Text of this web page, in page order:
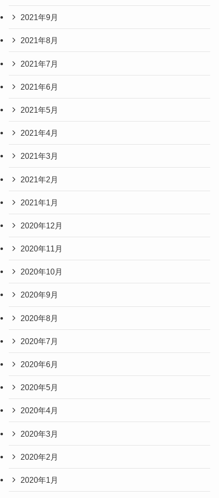
2021年9月
2021年8月
2021年7月
2021年6月
2021年5月
2021年4月
2021年3月
2021年2月
2021年1月
2020年12月
2020年11月
2020年10月
2020年9月
2020年8月
2020年7月
2020年6月
2020年5月
2020年4月
2020年3月
2020年2月
2020年1月